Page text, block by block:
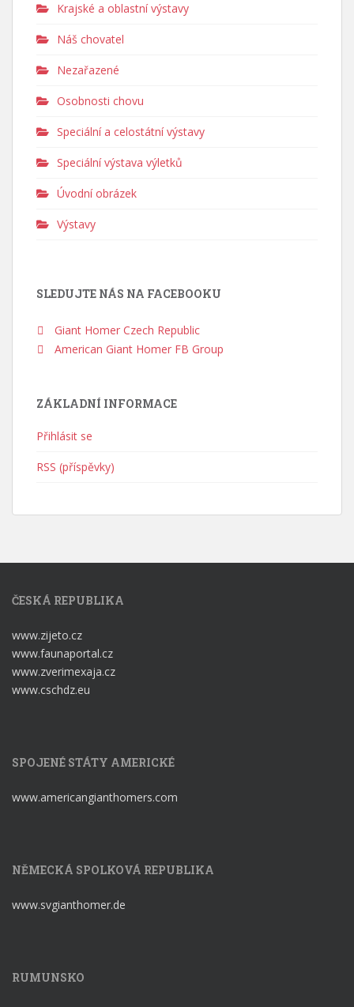
Krajské a oblastní výstavy
Náš chovatel
Nezařazené
Osobnosti chovu
Speciální a celostátní výstavy
Speciální výstava výletků
Úvodní obrázek
Výstavy
SLEDUJTE NÁS NA FACEBOOKU
Giant Homer Czech Republic
American Giant Homer FB Group
ZÁKLADNÍ INFORMACE
Přihlásit se
RSS (příspěvky)
ČESKÁ REPUBLIKA
www.zijeto.cz
www.faunaportal.cz
www.zverimexaja.cz
www.cschdz.eu
SPOJENÉ STÁTY AMERICKÉ
www.americangianthomers.com
NĚMECKÁ SPOLKOVÁ REPUBLIKA
www.svgianthomer.de
RUMUNSKO